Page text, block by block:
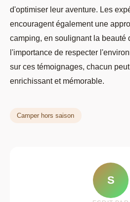
d'optimiser leur aventure. Les
encouragent également une
camping, en soulignant la beauté
l'importance de respecter
sur ces témoignages, chacun
enrichissant et mémorable.
Camper hors saison
S